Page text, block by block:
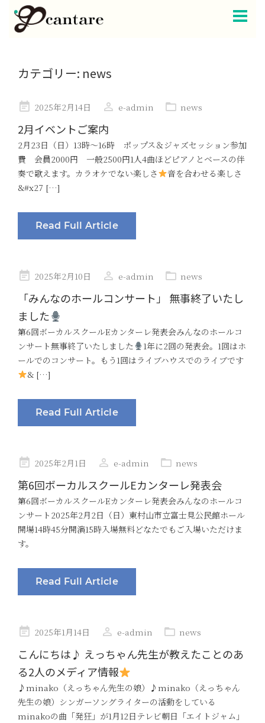
カテゴリー: news
Posted2025年2月14日 e-admin news
2月イベントご案内
2月23日（日）13時〜16時 ポップス＆ジャズセッション参加
費 会員2000円 一般2500円1人4曲ほどピアノとベースの伴
奏で歌えます。カラオケでない楽しさ
音を合わせる楽しさ
&#x27 […]
Read Full Article
Posted2025年2月10日 e-admin news
「みんなのホールコンサート」 無事終了いたし
ました
第6回ボーカルスクールEカンターレ発表会みんなのホールコ
ンサート無事終了いたしました
1年に2回の発表会。1回はホ
ールでのコンサート。もう1回はライブハウスでのライブです
& […]
Read Full Article
Posted2025年2月1日 e-admin news
第6回ボーカルスクールEカンターレ発表会
第6回ボーカルスクールEカンターレ発表会みんなのホールコ
ンサート2025年2月2日（日）東村山市立富士見公民館ホール
開場14時45分開演15時入場無料どなたでもご入場いただけま
す。
Read Full Article
Posted2025年1月14日 e-admin news
こんにちは♪ えっちゃん先生が教えたことのあ
る2人のメディア情報
♪minako（えっちゃん先生の娘）♪minako（えっちゃん
先生の娘）シンガーソングライターの活動をしている
minakoの曲「発狂」が1月12日テレビ朝日「エイトジャム」